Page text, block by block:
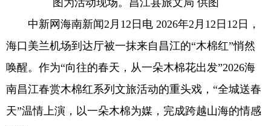
图为活动现场。昌江县旅文局 供图
中新网海南新闻2月12日电 2026年2月12日12日，
海口美兰机场到达厅被一抹来自昌江的“木棉红”悄然
唤醒。作为“向往的春天，从一朵木棉花出发”2026海
南昌江春赏木棉红系列文旅活动的重头戏，“全城送春
天”温情上演，以一朵木棉为媒，完成跨越山海的情感